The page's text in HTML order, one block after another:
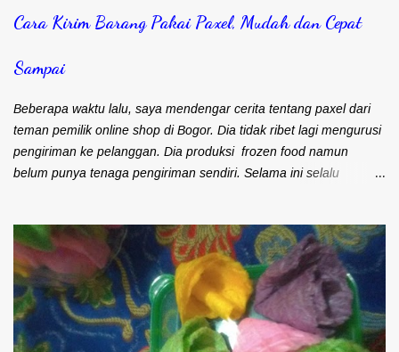
Cara Kirim Barang Pakai Paxel, Mudah dan Cepat
Sampai
Beberapa waktu lalu, saya mendengar cerita tentang paxel dari
teman pemilik online shop di Bogor. Dia tidak ribet lagi mengurusi
pengiriman ke pelanggan. Dia produksi frozen food namun
belum punya tenaga pengiriman sendiri. Selama ini selalu
Djohari Zein, CEO Paxel Indonesia Teman saya sebenarnya lebih
suka menggunakan kurir. Pengiriman cepat sampai ke
pelanggan. Satu kurir bisa langsung bawa banyak barang untuk
dikirim. Namun kendalanya, banyak pelanggan yang keberatan
karena ongkos kirim yang mahal. Maka sebagian besar
pengiriman barangnya menggunakan ojek online (ojol). Memang